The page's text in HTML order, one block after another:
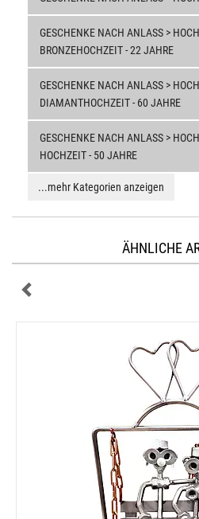
GESCHENKE NACH ANLASS >
BRONZEHOCHZEIT - 22 JAHRE
GESCHENKE NACH ANLASS >
DIAMANTHOCHZEIT - 60 JAHRE
GESCHENKE NACH ANLASS >
HOCHZEIT - 50 JAHRE
...mehr Kategorien anzeigen
ÄHNLICHE